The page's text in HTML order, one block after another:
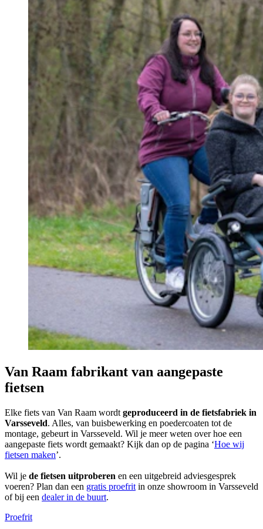
Van Raam fabrikant van aangepaste
fietsen
Elke fiets van Van Raam wordt geproduceerd in de fietsfabriek in
Varsseveld. Alles, van buisbewerking en poedercoaten tot de
montage, gebeurt in Varsseveld. Wil je meer weten over hoe een
aangepaste fiets wordt gemaakt? Kijk dan op de pagina ‘Hoe wij
fietsen maken’.
Wil je de fietsen uitproberen en een uitgebreid adviesgesprek
voeren? Plan dan een gratis proefrit in onze showroom in Varsseveld
of bij een dealer in de buurt.
Proefrit